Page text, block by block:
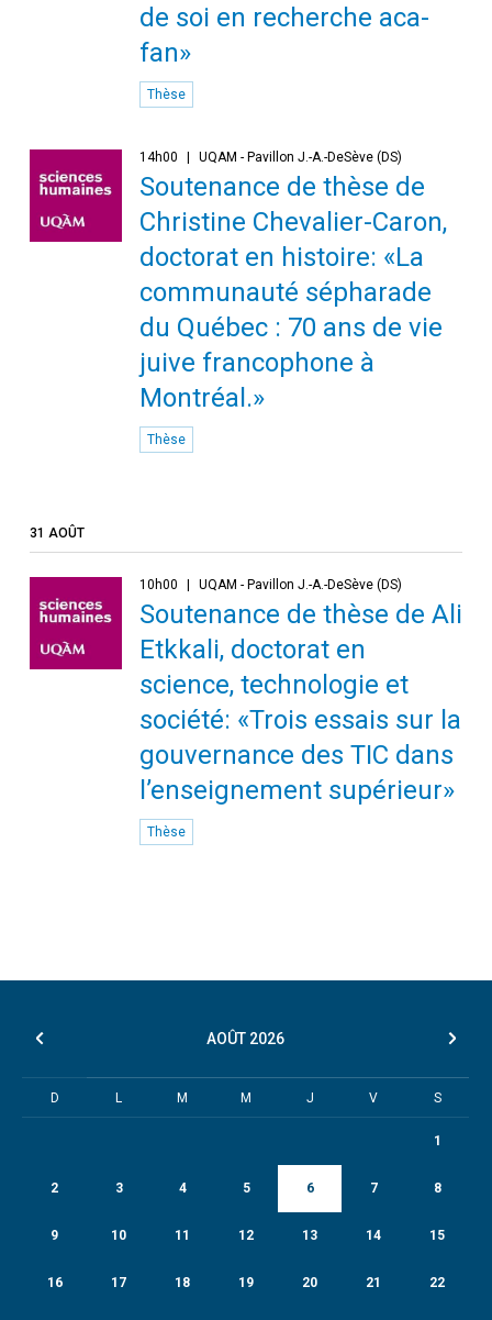
de soi en recherche aca-
fan»
Thèse
14h00 UQAM - Pavillon J.-A.-DeSève (DS)
Soutenance de thèse de
Christine Chevalier-Caron,
doctorat en histoire: «La
communauté sépharade
du Québec : 70 ans de vie
juive francophone à
Montréal.»
Thèse
31 AOÛT
10h00 UQAM - Pavillon J.-A.-DeSève (DS)
Soutenance de thèse de Ali
Etkkali, doctorat en
science, technologie et
société: «Trois essais sur la
gouvernance des TIC dans
l’enseignement supérieur»
Thèse
AOÛT 2026
D L M M J V S
1
2 3 4 5 6 7 8
9 10 11 12 13 14 15
16 17 18 19 20 21 22